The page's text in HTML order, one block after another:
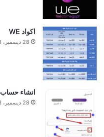
اكواد WE
28 ديسمبر، 2023
انشاء حساب WE
28 ديسمبر، 2023